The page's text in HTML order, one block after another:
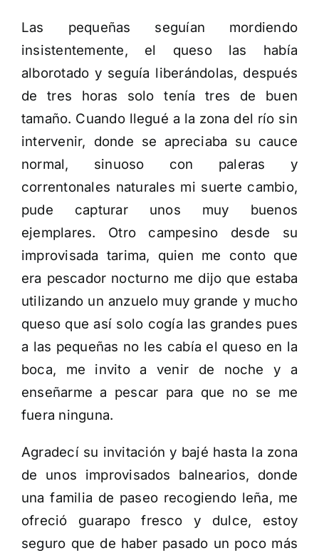
Las pequeñas seguían mordiendo
insistentemente, el queso las había
alborotado y seguía liberándolas, después
de tres horas solo tenía tres de buen
tamaño. Cuando llegué a la zona del río sin
intervenir, donde se apreciaba su cauce
normal, sinuoso con paleras y
correntonales naturales mi suerte cambio,
pude capturar unos muy buenos
ejemplares. Otro campesino desde su
improvisada tarima, quien me conto que
era pescador nocturno me dijo que estaba
utilizando un anzuelo muy grande y mucho
queso que así solo cogía las grandes pues
a las pequeñas no les cabía el queso en la
boca, me invito a venir de noche y a
enseñarme a pescar para que no se me
fuera ninguna.
Agradecí su invitación y bajé hasta la zona
de unos improvisados balnearios, donde
una familia de paseo recogiendo leña, me
ofreció guarapo fresco y dulce, estoy
seguro que de haber pasado un poco más